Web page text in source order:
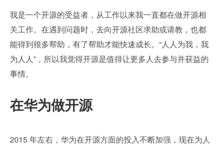
我是一个开源的受益者，从工作以来我一直都在做开源相
关工作。在遇到问题时，去向开源社区求助或请教，也都
能得到很多帮助，有了帮助才能快速成长。“人人为我，我
为人人”，所以我觉得开源是值得让更多人去参与并获益的
事情。
在华为做开源
2015 年左右，华为在开源方面的投入不断加强，现在为人